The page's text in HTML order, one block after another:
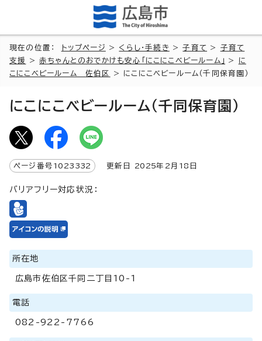
現在の位置： トップページ > くらし・手続き >子育て > 子育て
支援
>赤ちゃんとのおでかけも安心「にこにこベビールーム」 >
に
こにこベビールーム 佐伯区
> にこにこベビールーム（千同保育園）
にこにこベビールーム（千同保育園）
ページ番号 1023332 更新日 2025年2月 18 日
バリアフリー対応状況：
所在地
広島市佐伯区千同二丁目10-1
電話
082-922-7766